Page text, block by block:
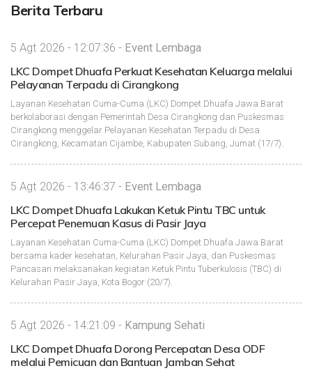
Berita Terbaru
5 Agt 2026 - 12:07:36 - Event Lembaga
LKC Dompet Dhuafa Perkuat Kesehatan Keluarga melalui
Pelayanan Terpadu di Cirangkong
Layanan Kesehatan Cuma-Cuma (LKC) Dompet Dhuafa Jawa Barat
berkolaborasi dengan Pemerintah Desa Cirangkong dan Puskesmas
Cirangkong menggelar Pelayanan Kesehatan Terpadu di Desa
Cirangkong, Kecamatan Cijambe, Kabupaten Subang, Jumat (17/7).
5 Agt 2026 - 13:46:37 - Event Lembaga
LKC Dompet Dhuafa Lakukan Ketuk Pintu TBC untuk
Percepat Penemuan Kasus di Pasir Jaya
Layanan Kesehatan Cuma-Cuma (LKC) Dompet Dhuafa Jawa Barat
bersama kader kesehatan, Kelurahan Pasir Jaya, dan Puskesmas
Pancasan melaksanakan kegiatan Ketuk Pintu Tuberkulosis (TBC) di
Kelurahan Pasir Jaya, Kota Bogor (20/7).
5 Agt 2026 - 14:21:09 - Kampung Sehati
LKC Dompet Dhuafa Dorong Percepatan Desa ODF
melalui Pemicuan dan Bantuan Jamban Sehat